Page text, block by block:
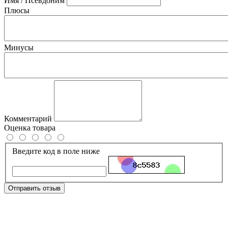
Плюсы
Минусы
Комментарий
Оценка товара
Введите код в поле ниже
Отправить отзыв